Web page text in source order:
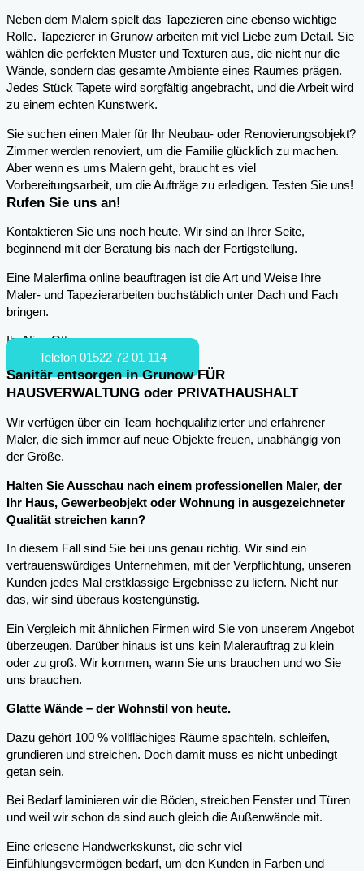
Neben dem Malern spielt das Tapezieren eine ebenso wichtige
Rolle. Tapezierer in Grunow arbeiten mit viel Liebe zum Detail. Sie
wählen die perfekten Muster und Texturen aus, die nicht nur die
Wände, sondern das gesamte Ambiente eines Raumes prägen.
Jedes Stück Tapete wird sorgfältig angebracht, und die Arbeit wird
zu einem echten Kunstwerk.
Sie suchen einen Maler für Ihr Neubau- oder Renovierungsobjekt?
Zimmer werden renoviert, um die Familie glücklich zu machen.
Aber wenn es ums Malern geht, braucht es viel
Vorbereitungsarbeit, um die Aufträge zu erledigen. Testen Sie uns!
Rufen Sie uns an!
Kontaktieren Sie uns noch heute. Wir sind an Ihrer Seite,
beginnend mit der Beratung bis nach der Fertigstellung.
Eine Malerfima online beauftragen ist die Art und Weise Ihre
Maler- und Tapezierarbeiten buchstäblich unter Dach und Fach
bringen.
Ihr Nico Otto
Telefon 01522 72 01 114
Sanitär entsorgen in Grunow FÜR
HAUSVERWALTUNG oder PRIVATHAUSHALT
Wir verfügen über ein Team hochqualifizierter und erfahrener
Maler, die sich immer auf neue Objekte freuen, unabhängig von
der Größe.
Halten Sie Ausschau nach einem professionellen Maler, der
Ihr Haus, Gewerbeobjekt oder Wohnung in ausgezeichneter
Qualität streichen kann?
In diesem Fall sind Sie bei uns genau richtig. Wir sind ein
vertrauenswürdiges Unternehmen, mit der Verpflichtung, unseren
Kunden jedes Mal erstklassige Ergebnisse zu liefern. Nicht nur
das, wir sind überaus kostengünstig.
Ein Vergleich mit ähnlichen Firmen wird Sie von unserem Angebot
überzeugen. Darüber hinaus ist uns kein Malerauftrag zu klein
oder zu groß. Wir kommen, wann Sie uns brauchen und wo Sie
uns brauchen.
Glatte Wände – der Wohnstil von heute.
Dazu gehört 100 % vollflächiges Räume spachteln, schleifen,
grundieren und streichen. Doch damit muss es nicht unbedingt
getan sein.
Bei Bedarf laminieren wir die Böden, streichen Fenster und Türen
und weil wir schon da sind auch gleich die Außenwände mit.
Eine erlesene Handwerkskunst, die sehr viel
Einfühlungsvermögen bedarf, um den Kunden in Farben und